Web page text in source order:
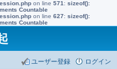
on line 571 : sizeof():
Countable
on line 627: sizeof():
Countable
ログイン
ユーザー登録